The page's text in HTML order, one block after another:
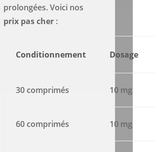
prolongées. Voici nos
prix pas cher :
Conditionnement Dosage
30 comprimés 10 mg
60 comprimés 10 mg